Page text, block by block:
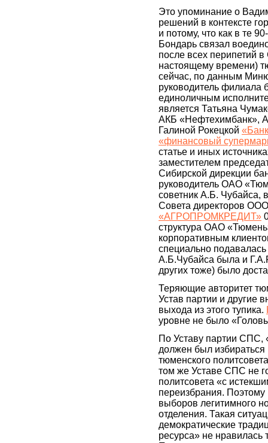
Это упоминание о
решений в контексте
и потому, что как в те
Бондарь связал
после всех перипетий
настоящему времени)
сейчас, по данным
руководитель филиала
единоличным
является Татьяна
АКБ «Нефтехимбанк»,
Галиной Рокецкой
«финансовый
статье и иных
заместителем
Сибирской дирекции
руководитель ОАО
советник А.Б. Чубайса,
Совета директоров
«АГРОПРОМКРЕДИТ»
структура ОАО
корпоративным
специально
А.Б.Чубайса была и
других тоже) было
Теряющие авторитет
Устав партии и другие
выхода из этого тупика.
уровне не было
По Уставу партии СПС,
должен был
тюменского
том же Уставе СПС не
политсовета «с
переизбрания.
выборов легитимного
отделения. Такая
демократические
ресурса» не